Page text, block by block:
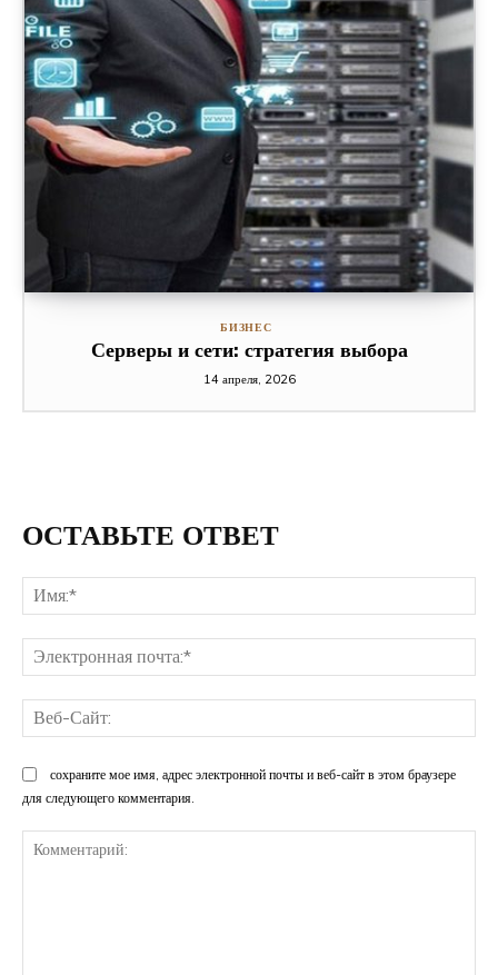
БИЗНЕС
Серверы и сети: стратегия выбора
14 апреля, 2026
ОСТАВЬТЕ ОТВЕТ
сохраните мое имя, адрес электронной почты и веб-сайт в этом браузере
для следующего комментария.